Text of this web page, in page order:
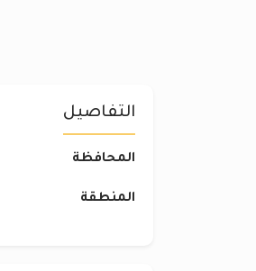
التفاصيل
المحافظة
المنطقة